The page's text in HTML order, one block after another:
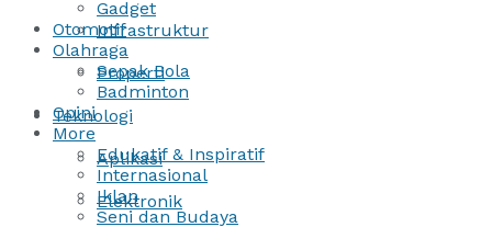
Infrastruktur
Properti
Teknologi
Aplikasi
Elektronik
Gadget
Otomotif
Olahraga
Sepak Bola
Badminton
Opini
More
Edukatif & Inspiratif
Internasional
Iklan
Seni dan Budaya